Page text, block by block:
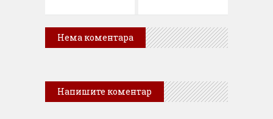
Нема коментара
Напишите коментар